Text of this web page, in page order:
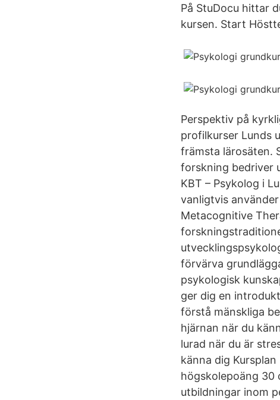
På StuDocu hittar
kursen. Start
Perspektiv på
profilkurser Lunds
främsta lärosäten.
forskning bedriver
KBT – Psykolog i
vanligtvis
Metacognitive
förvärva
psykologisk
ger dig en
förstå mänskliga
hjärnan när du
lurad när du är
känna dig
högskolepoäng 30
utbildningar inom